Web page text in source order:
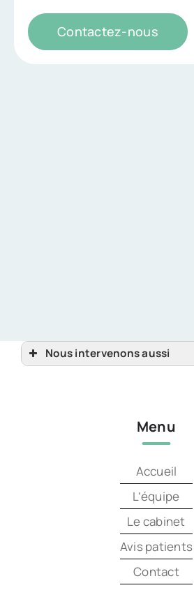
Contactez-nous
Nous intervenons aussi
Chirurgien dentiste Trébeurden, Paimpol
Chirurgien dentiste Trégastel, Penvénan
Menu
Accueil
L’équipe
Le cabinet
Avis patients
Contact